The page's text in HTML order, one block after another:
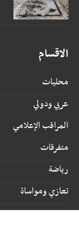
الاقسام
محليات
عربي ودولي
المراقب الإعلامي
متفرقات
رياضة
تعازي ومواساة